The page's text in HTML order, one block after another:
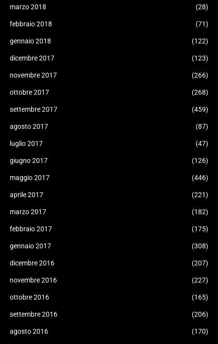
marzo 2018 (28)
febbraio 2018 (71)
gennaio 2018 (122)
dicembre 2017 (123)
novembre 2017 (266)
ottobre 2017 (268)
settembre 2017 (459)
agosto 2017 (87)
luglio 2017 (47)
giugno 2017 (126)
maggio 2017 (446)
aprile 2017 (221)
marzo 2017 (182)
febbraio 2017 (175)
gennaio 2017 (308)
dicembre 2016 (207)
novembre 2016 (227)
ottobre 2016 (165)
settembre 2016 (206)
agosto 2016 (170)